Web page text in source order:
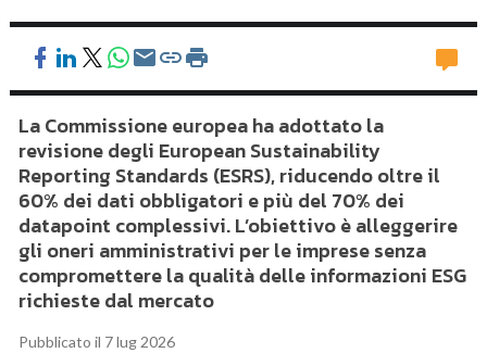
La Commissione europea ha adottato la
revisione degli European Sustainability
Reporting Standards (ESRS), riducendo oltre il
60% dei dati obbligatori e più del 70% dei
datapoint complessivi. L’obiettivo è alleggerire
gli oneri amministrativi per le imprese senza
compromettere la qualità delle informazioni ESG
richieste dal mercato
Pubblicato il 7 lug 2026